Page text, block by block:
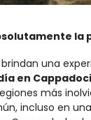
la
una
en
más
incluso en